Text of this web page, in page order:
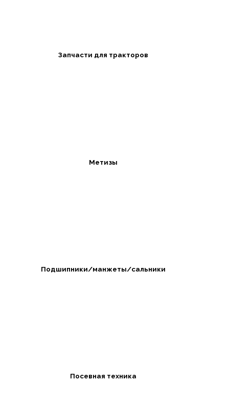
Запчасти для тракторов
Метизы
Подшипники/манжеты/сальники
Посевная техника